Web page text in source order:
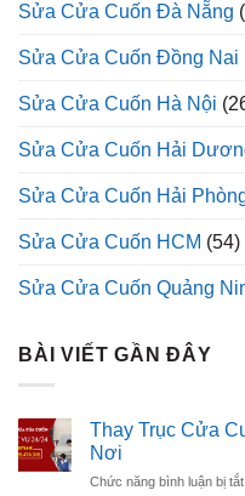
Sửa Cửa Cuốn Đà Nẵng
Sửa Cửa Cuốn Đồng Nai
Sửa Cửa Cuốn Hà Nội
Sửa Cửa Cuốn Hải
Sửa Cửa Cuốn Hải
Sửa Cửa Cuốn HCM (54)
Sửa Cửa Cuốn Quảng
BÀI VIẾT GẦN ĐÂY
Thay Trục Cửa
Nơi
Chức năng bình luận bị tắtở